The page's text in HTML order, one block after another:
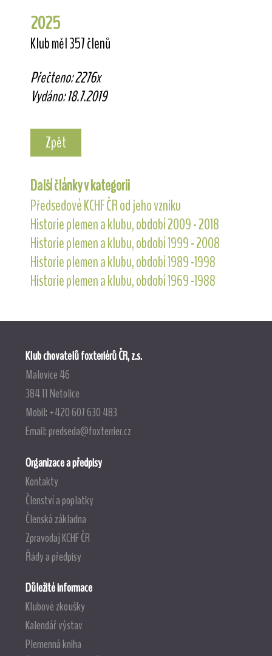
2025
Klub měl 357 členů
Přečteno: 2276x
Vydáno: 18.7.2019
Zpět
Další články v kategorii
Předsedové KCHF ČR od jeho vzniku
Historie plemen a klubu, období 2009 - 2018
Historie plemen a klubu, období 1999 - 2008
Historie plemen a klubu, období 1989 -1998
Historie plemen a klubu, období 1969 -1988
Klub chovatelů foxteriérů ČR, z.s.
Malovice 46
384 11 Netolice
Mobil: +420 607 630 483
Email:predseda@foxterrier.cz
Organizace a předpisy
Kontakty
Členství a poplatky
Členská základna
Zpravodaj KCHF ČR
Řády a předpisy
Důležité informace
Klubové zkoušky
Kalendář výstav
Plemenná kniha